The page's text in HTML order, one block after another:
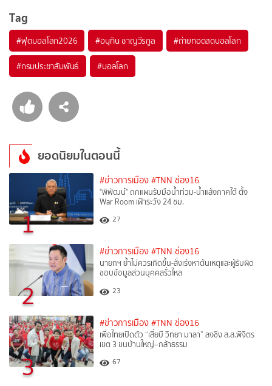
Tag
#ฟุตบอลโลก2026 #อนุทิน ชาญวีรกูล #ถ่ายทอดสดบอลโลก
#กรมประชาสัมพันธ์ #บอลโลก
ยอดนิยมในตอนนี้
1
#ข่าวการเมือง #TNN ช่อง16
"พิพัฒน์" ถกแผนรับมือน้ำท่วม-น้ำแล้งภาคใต้ ตั้ง
War Room เฝ้าระวัง 24 ชม.
27
2
#ข่าวการเมือง #TNN ช่อง16
นายกฯ ย้ำไม่ควรเกิดขึ้น-สั่งเร่งหาต้นเหตุและผู้รับผิด
ชอบข้อมูลส่วนบุคคลรั่วไหล
23
3
#ข่าวการเมือง #TNN ช่อง16
เพื่อไทยเปิดตัว “เสี่ยบี วิทยา มาลา” ลงชิง ส.ส.พิจิตร
เขต 3 ชนบ้านใหญ่–กล้าธรรม
67